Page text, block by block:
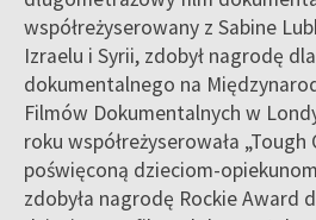
współreżyserowany z Sabine
Izraelu i Syrii, zdobył nagrodę
dokumentalnego na
Filmów Dokumentalnych w
roku współreżyserowała „Tough
poświęconą dzieciom-
zdobyła nagrodę Rockie Award